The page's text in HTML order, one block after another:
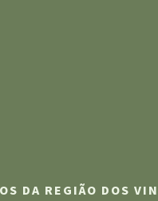
DA REGIÃO DOS